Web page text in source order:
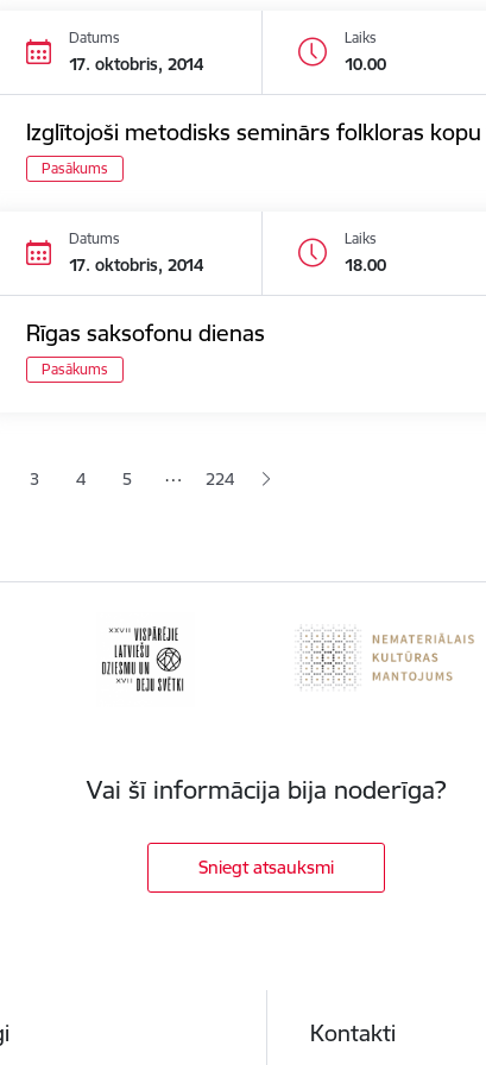
Datums
17. oktobris, 2014
Laiks
10.00
Izglītojoši metodisks seminārs folkloras
Pasākums
Datums
17. oktobris, 2014
Laiks
18.00
Rīgas saksofonu dienas
Pasākums
lapaLapa
3 Lapa
4 Lapa
5 … 224
Vai šī informācija bija noderīga?
Sniegt atsauksmi
Kontakti